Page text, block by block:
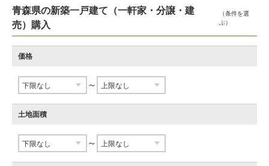
青森県の新築一戸建て（一軒家・分譲・建
売）購入
（条件を選
ぶ）
価格
～
土地面積
～